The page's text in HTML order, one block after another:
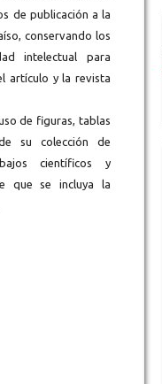
de publicación a la
conservando los
intelectual para
artículo y la revista
de figuras, tablas
su colección de
científicos y
que se incluya la